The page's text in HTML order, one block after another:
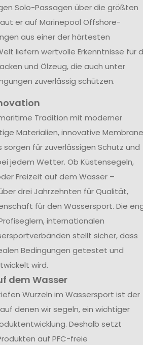
Solo-Passagen über die größten
er auf Marinepool Offshore-
aus einer der härtesten
liefern wertvolle Erkenntnisse für
und Ölzeug, die auch unter
zuverlässig schützen.
Tradition mit moderner
Materialien, innovative
für zuverlässigen Schutz und
jedem Wetter. Ob Küstensegeln,
Freizeit auf dem Wasser –
drei Jahrzehnten für Qualität,
für den Wassersport. Die
internationalen
stellt sicher, dass
Bedingungen getestet und
wird.
dem Wasser
Wurzeln im Wassersport ist der
denen wir segeln, ein wichtiger
Deshalb setzt
auf PFC-freie